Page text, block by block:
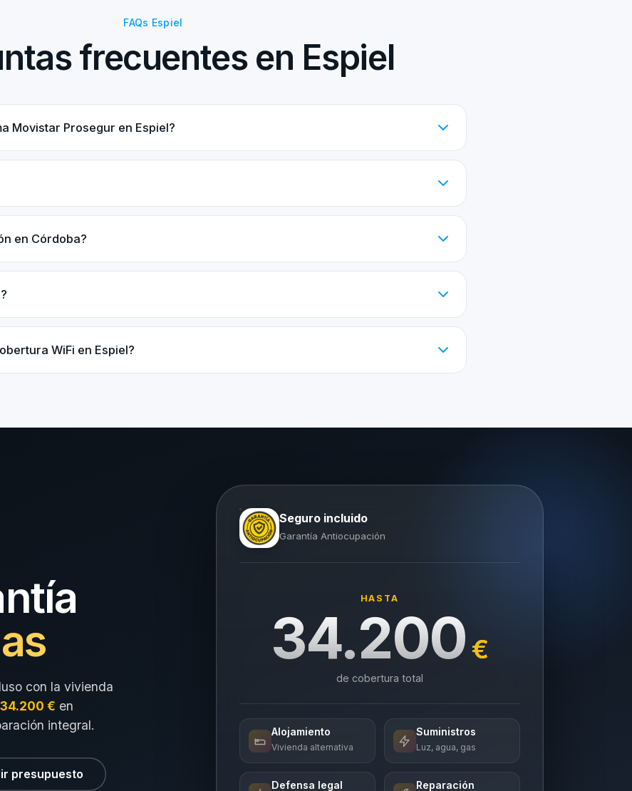
FAQs Espiel
frecuentes en Espiel
Movistar Prosegur en Espiel?
en Córdoba?
WiFi en Espiel?
con la vivienda
€ en
integral.
presupuesto
Seguro incluido
Garantía Antiocupación
HASTA
34.200 €
de cobertura total
Alojamiento
Vivienda alternativa
Suministros
Luz, agua, gas
Defensa legal Reparación